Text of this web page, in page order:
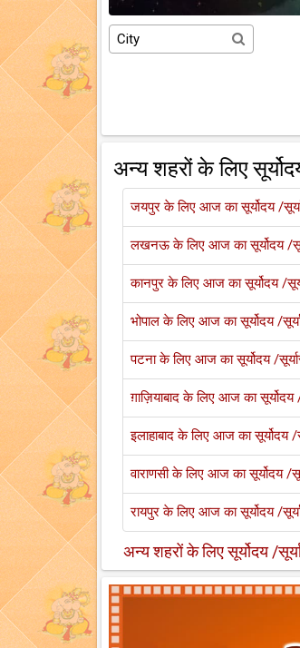
अन्य शहरों के लिए
जयपुर के लिए आज का सूर्योदय /
लखनऊ के लिए आज का सूर्योदय /
कानपुर के लिए आज का सूर्योदय /
भोपाल के लिए आज का सूर्योदय /
पटना के लिए आज का सूर्योदय /
ग़ाज़ियाबाद के लिए आज का सूर्योदय
इलाहाबाद के लिए आज का सूर्योदय /
वाराणसी के लिए आज का सूर्योदय /
रायपुर के लिए आज का सूर्योदय /
अन्य शहरों के लिए सूर्योदय /